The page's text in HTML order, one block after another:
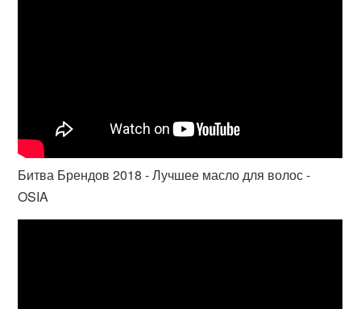
Битва Брендов 2018 - Лучшее масло для волос -
OSIA